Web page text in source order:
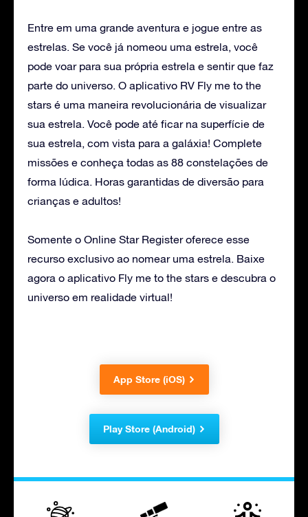
Entre em uma grande aventura e jogue entre as
estrelas. Se você já nomeou uma estrela, você
pode voar para sua própria estrela e sentir que faz
parte do universo. O aplicativo RV Fly me to the
stars é uma maneira revolucionária de visualizar
sua estrela. Você pode até ficar na superfície de
sua estrela, com vista para a galáxia! Complete
missões e conheça todas as 88 constelações de
forma lúdica. Horas garantidas de diversão para
crianças e adultos!
Somente o Online Star Register oferece esse
recurso exclusivo ao nomear uma estrela. Baixe
agora o aplicativo Fly me to the stars e descubra o
universo em realidade virtual!
App Store (iOS)
Play Store (Android)